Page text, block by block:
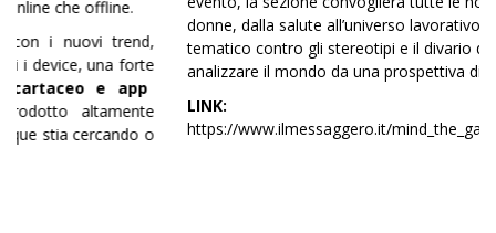
donne, dalla salute all’universo lavorativo: un portale
tematico contro gli stereotipi e il divario di genere, per
analizzare il mondo da una prospettiva diversa.
LINK:
https://www.ilmessaggero.it/mind_the_gap/